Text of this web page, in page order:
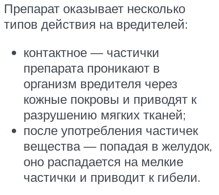
Препарат оказывает несколько
типов действия на вредителей:
контактное — частички
препарата проникают в
организм вредителя через
кожные покровы и приводят к
разрушению мягких тканей;
после употребления частичек
вещества — попадая в желудок,
оно распадается на мелкие
частички и приводит к гибели.